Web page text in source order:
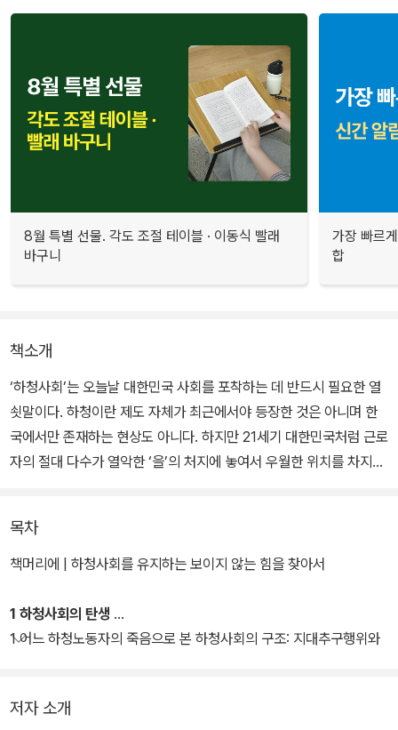
8월 특별 선물. 각도 조절 테이블 · 이동식 빨래
바구니
가장 빠르
합
책소개
‘하청사회’는 오늘날 대한민국 사회를 포착하는 데 반드시 필요한 열
쇳말이다. 하청이란 제도 자체가 최근에서야 등장한 것은 아니며 한
국에서만 존재하는 현상도 아니다. 하지만 21세기 대한민국처럼 근로
자의 절대 다수가 열악한 ‘을’의 처지에 놓여서 우월한 위치를 차지한
우리나라 중소기업의 실태를 표현하는 용어로 ‘99-88’이란 말이 있
근로자의 88퍼센트 가량이 중소기업 종사자라는 뜻이다. 하지만 중
소기업들은 그 압도적 비중에도 불구하고 국내 총생산의 절반 수준을
목차
책머리에 | 하청사회를 유지하는 보이지 않는 힘을 찾아서
1 하청사회의 탄생
1 어느 하청노동자의 죽음으로 본 하청사회의 구조: 지대추구행위와
저자 소개